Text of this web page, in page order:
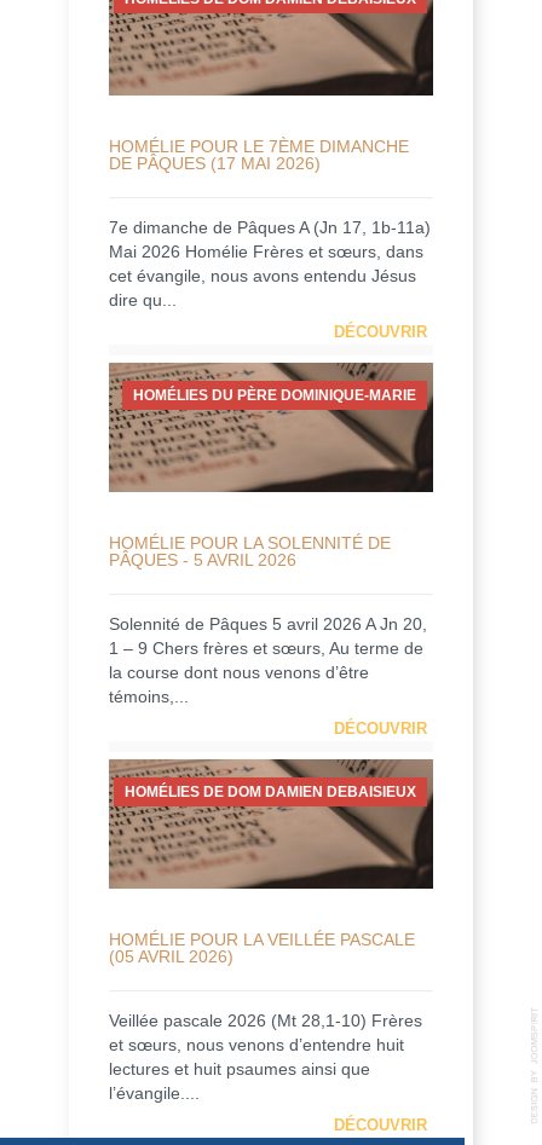
HOMÉLIE POUR LE 7ÈME DIMANCHE
DE PÂQUES (17 MAI 2026)
7e dimanche de Pâques A (Jn 17, 1b-11a)
Mai 2026 Homélie Frères et sœurs, dans
cet évangile, nous avons entendu Jésus
dire qu...
DÉCOUVRIR
HOMÉLIES DU PÈRE DOMINIQUE-MARIE
HOMÉLIE POUR LA SOLENNITÉ DE
PÂQUES - 5 AVRIL 2026
Solennité de Pâques 5 avril 2026 A Jn 20,
1 – 9 Chers frères et sœurs, Au terme de
la course dont nous venons d’être
témoins,...
DÉCOUVRIR
HOMÉLIES DE DOM DAMIEN DEBAISIEUX
HOMÉLIE POUR LA VEILLÉE PASCALE
(05 AVRIL 2026)
Veillée pascale 2026 (Mt 28,1-10) Frères
et sœurs, nous venons d’entendre huit
lectures et huit psaumes ainsi que
l’évangile....
DÉCOUVRIR